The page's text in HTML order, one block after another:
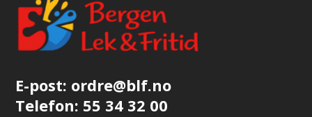
E-post: ordre@blf.no
Telefon: 55 34 32 00